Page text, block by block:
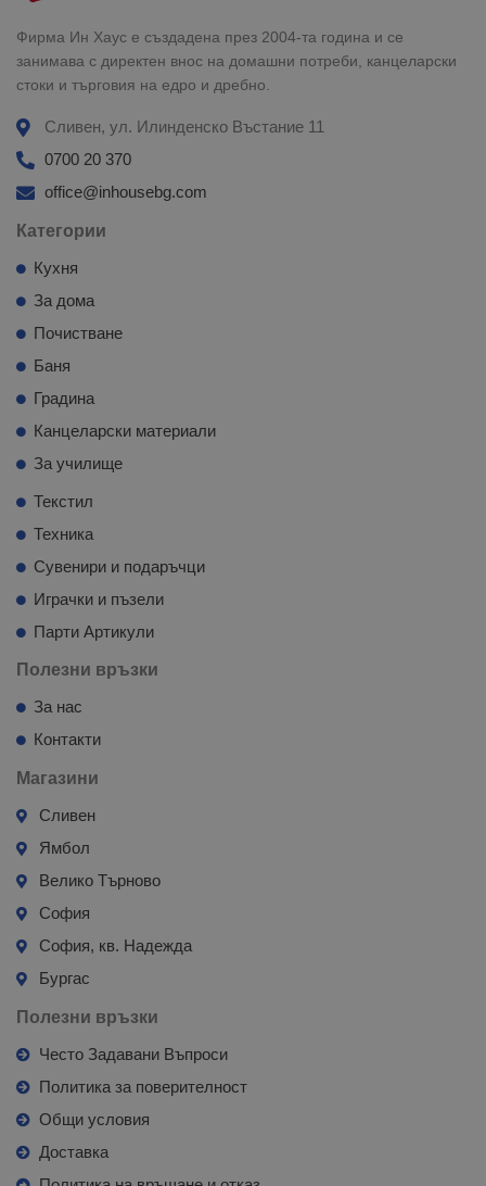
Фирма Ин Хаус е създадена през 2004-та година и се
занимава с директен внос на домашни потреби, канцеларски
стоки и търговия на едро и дребно.
Сливен, ул. Илинденско Въстание 11
0700 20 370
office@inhousebg.com
Категории
Кухня
За дома
Почистване
Баня
Градина
Канцеларски материали
За училище
Текстил
Техника
Сувенири и подаръчци
Играчки и пъзели
Парти Артикули
Полезни връзки
За нас
Контакти
Магазини
Сливен
Ямбол
Велико Търново
София
София, кв. Надежда
Бургас
Полезни връзки
Често Задавани Въпроси
Политика за поверителност
Общи условия
Доставка